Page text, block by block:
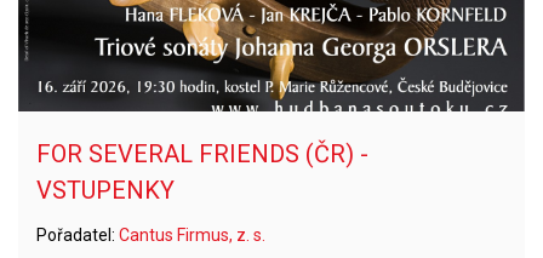
FOR SEVERAL FRIENDS (ČR) -
VSTUPENKY
Pořadatel: Cantus Firmus, z. s.